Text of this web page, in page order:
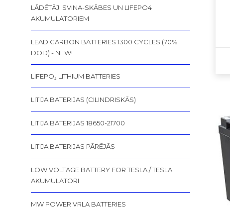
LĀDĒTĀJI SVINA-SKĀBES UN LIFEPO4
AKUMULATORIEM
LEAD CARBON BATTERIES 1300 CYCLES (70%
DOD) - NEW!
LIFEPO₄ LITHIUM BATTERIES
LITIJA BATERIJAS (CILINDRISKĀS)
LITIJA BATERIJAS 18650-21700
LITIJA BATERIJAS PĀRĒJĀS
LOW VOLTAGE BATTERY FOR TESLA / TESLA
AKUMULATORI
MW POWER VRLA BATTERIES